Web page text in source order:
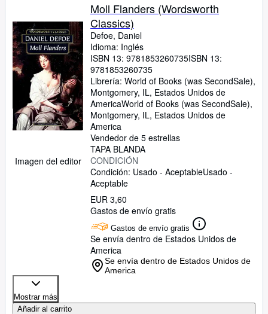
Imagen del editor
Moll Flanders (Wordsworth
Classics)
Defoe, Daniel
Idioma: Inglés
ISBN 13: 9781853260735ISBN 13:
9781853260735
Librería: World of Books (was SecondSale),
Montgomery, IL, Estados Unidos de
AmericaWorld of Books (was SecondSale),
Montgomery, IL, Estados Unidos de
America
Vendedor de 5 estrellas
TAPA BLANDA
CONDICIÓN
Condición: Usado - AceptableUsado -
Aceptable
EUR 3,60
Gastos de envío gratis
Gastos de envío gratis
Se envía dentro de Estados Unidos de
America
Se envía dentro de Estados Unidos de
America
Mostrar más
Añadir al carrito